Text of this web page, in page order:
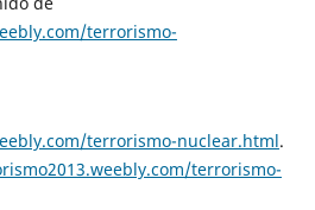
terrorismo-
terrorismo-nuclear.html.
terrorismo-